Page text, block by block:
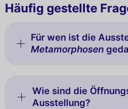
Häufig gestellte
Für wen ist die
Metamorphosen
Wie sind die
Ausstellung?